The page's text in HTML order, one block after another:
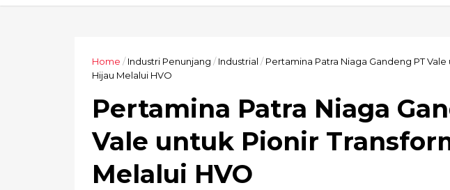
Home / Industri Penunjang / Industrial / Pertamina Patra Niaga Gandeng PT
Hijau Melalui HVO
Pertamina Patra Niaga
Vale untuk Pionir
Melalui HVO